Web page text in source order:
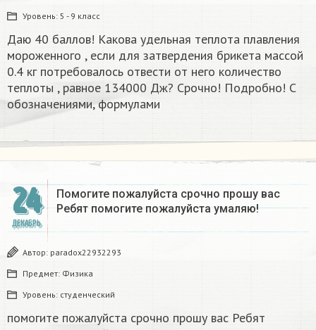
Уровень: 5 - 9 класс
Даю 40 баллов! Какова удельная теплота плавления
мороженного , если для затвердения брикета массой
0.4 кг потребовалось отвести от него количество
теплоты , равное 134000 Дж? Срочно! Подробно! С
обозначениями, формулами
24
ДЕКАБРЬ
Помогите пожалуйста срочно прошу вас
Ребят помогите пожалуйста умаляю! ​
Автор: paradox22932293
Предмет: Физика
Уровень: студенческий
помогите пожалуйста срочно прошу вас Ребят